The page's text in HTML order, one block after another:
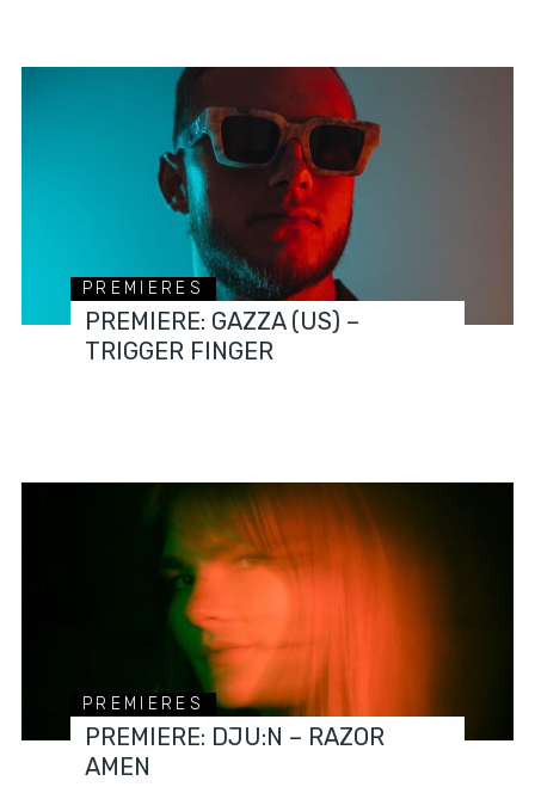
PREMIERES
PREMIERE: GAZZA (US) –
TRIGGER FINGER
PREMIERES
PREMIERE: DJU:N – RAZOR
AMEN